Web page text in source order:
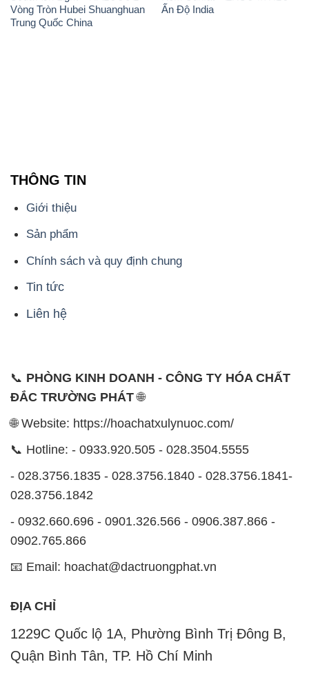
Vòng Tròn Hubei Shuanghuan
Trung Quốc China
Ấn Độ India
THÔNG TIN
Giới thiệu
Sản phẩm
Chính sách và quy định chung
Tin tức
Liên hệ
📞 PHÒNG KINH DOANH - CÔNG TY HÓA CHẤT
ĐẮC TRƯỜNG PHÁT🌐
🌐 Website: https://hoachatxulynuoc.com/
📞 Hotline: - 0933.920.505 - 028.3504.5555
- 028.3756.1835 - 028.3756.1840 - 028.3756.1841-
028.3756.1842
- 0932.660.696 - 0901.326.566 - 0906.387.866 -
0902.765.866
📧 Email: hoachat@dactruongphat.vn
ĐỊA CHỈ
1229C Quốc lộ 1A, Phường Bình Trị Đông B,
Quận Bình Tân, TP. Hồ Chí Minh